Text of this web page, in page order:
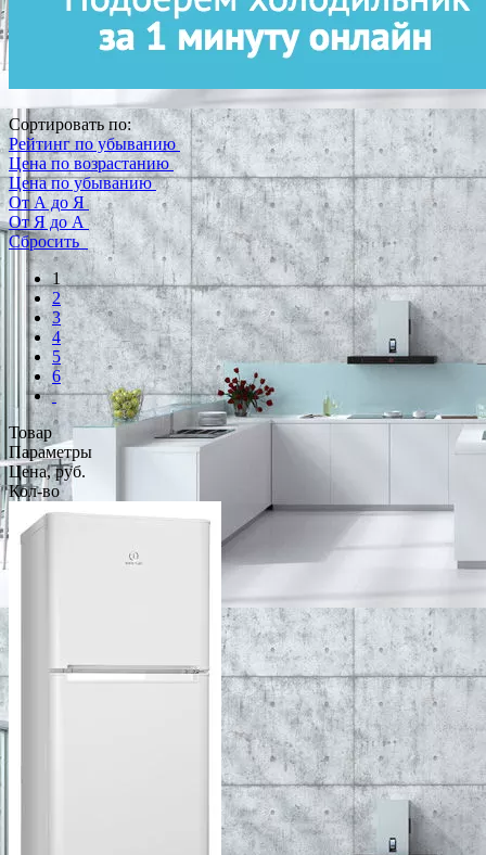
Сортировать по:
Рейтинг по убыванию
Цена по возрастанию
Цена по убыванию
От А до Я
От Я до А
Сбросить
1
2
3
4
5
6
Товар
Параметры
Цена, руб.
Кол-во